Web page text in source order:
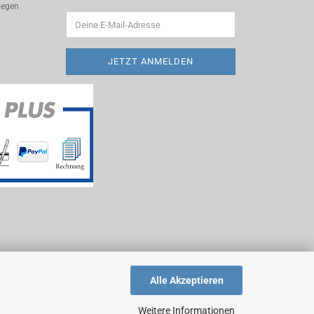
Alle Akzeptieren
Weitere Informationen